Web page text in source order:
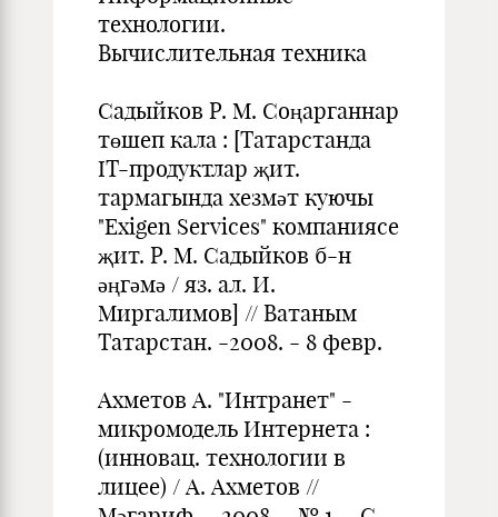
технологии.
Вычислительная техника
Садыйков Р. М. Соңарганнар
төшеп кала : [Татарстанда
IT-продуктлар җит.
тармагында хезмәт куючы
"Exigen Services" компаниясе
җит. Р. М. Садыйков б-н
әңгәмә / яз. ал. И.
Миргалимов] // Ватаным
Татарстан. -2008. - 8 февр.
Ахметов А. "Интранет" -
микромодель Интернета :
(инновац. техно­логии в
лицее) / А. Ахметов //